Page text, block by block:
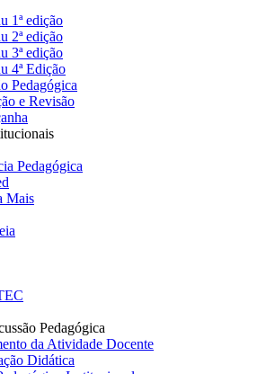
1ª edição
2ª edição
3ª edição
4ª Edição
Pedagógica
e Revisão
Pedagógica
Mais
Pedagógica
da Atividade Docente
Didática